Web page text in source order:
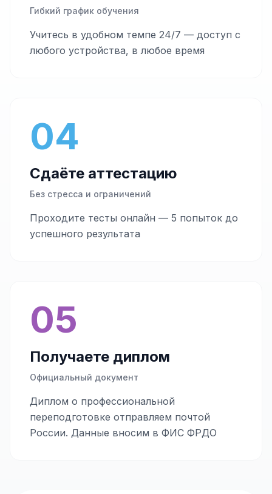
Гибкий график обучения
Учитесь в удобном темпе 24/7 — доступ с
любого устройства, в любое время
04
Сдаёте аттестацию
Без стресса и ограничений
Проходите тесты онлайн — 5 попыток до
успешного результата
05
Получаете диплом
Официальный документ
Диплом о профессиональной
переподготовке отправляем почтой
России. Данные вносим в ФИС ФРДО